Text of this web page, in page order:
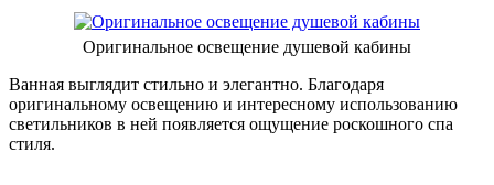
Оригинальное освещение душевой кабины
Ванная выглядит стильно и элегантно. Благодаря
оригинальному освещению и интересному использованию
светильников в ней появляется ощущение роскошного спа
стиля.